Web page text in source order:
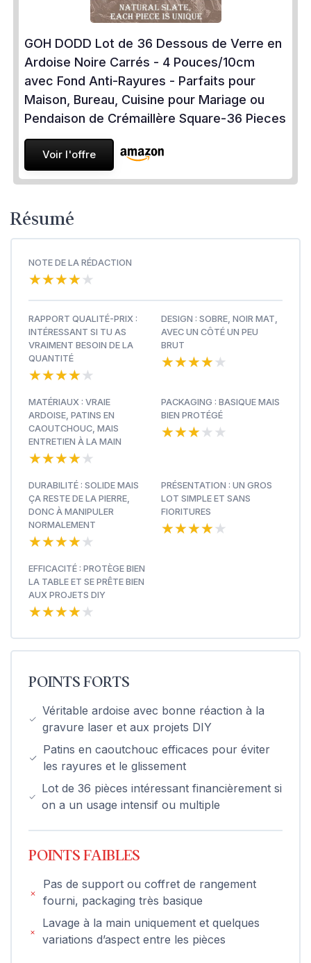
GOH DODD Lot de 36 Dessous de Verre en
Ardoise Noire Carrés - 4 Pouces/10cm
avec Fond Anti-Rayures - Parfaits pour
Maison, Bureau, Cuisine pour Mariage ou
Pendaison de Crémaillère Square-36 Pieces
Voir l'offre
Résumé
NOTE DE LA RÉDACTION
★★★★★
★★★★★
RAPPORT QUALITÉ-PRIX :
INTÉRESSANT SI TU AS
VRAIMENT BESOIN DE LA
QUANTITÉ
★★★★★
★★★★★
DESIGN : SOBRE, NOIR MAT,
AVEC UN CÔTÉ UN PEU
BRUT
★★★★★
★★★★★
MATÉRIAUX : VRAIE
ARDOISE, PATINS EN
CAOUTCHOUC, MAIS
ENTRETIEN À LA MAIN
★★★★★
★★★★★
PACKAGING : BASIQUE MAIS
BIEN PROTÉGÉ
★★★★★
★★★★★
DURABILITÉ : SOLIDE MAIS
ÇA RESTE DE LA PIERRE,
DONC À MANIPULER
NORMALEMENT
★★★★★
★★★★★
PRÉSENTATION : UN GROS
LOT SIMPLE ET SANS
FIORITURES
★★★★★
★★★★★
EFFICACITÉ : PROTÈGE BIEN
LA TABLE ET SE PRÊTE BIEN
AUX PROJETS DIY
★★★★★
★★★★★
POINTS FORTS
Véritable ardoise avec bonne réaction à la
gravure laser et aux projets DIY
Patins en caoutchouc efficaces pour éviter
les rayures et le glissement
Lot de 36 pièces intéressant financièrement si
on a un usage intensif ou multiple
POINTS FAIBLES
Pas de support ou coffret de rangement
fourni, packaging très basique
Lavage à la main uniquement et quelques
variations d’aspect entre les pièces